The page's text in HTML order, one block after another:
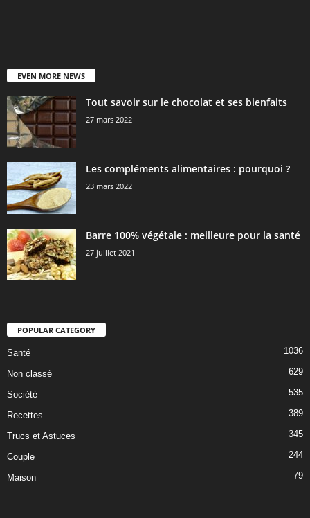
EVEN MORE NEWS
Tout savoir sur le chocolat et ses bienfaits
27 mars 2022
Les compléments alimentaires : pourquoi ?
23 mars 2022
Barre 100% végétale : meilleure pour la santé
27 juillet 2021
POPULAR CATEGORY
Santé 1036
Non classé 629
Société 535
Recettes 389
Trucs et Astuces 345
Couple 244
Maison 79